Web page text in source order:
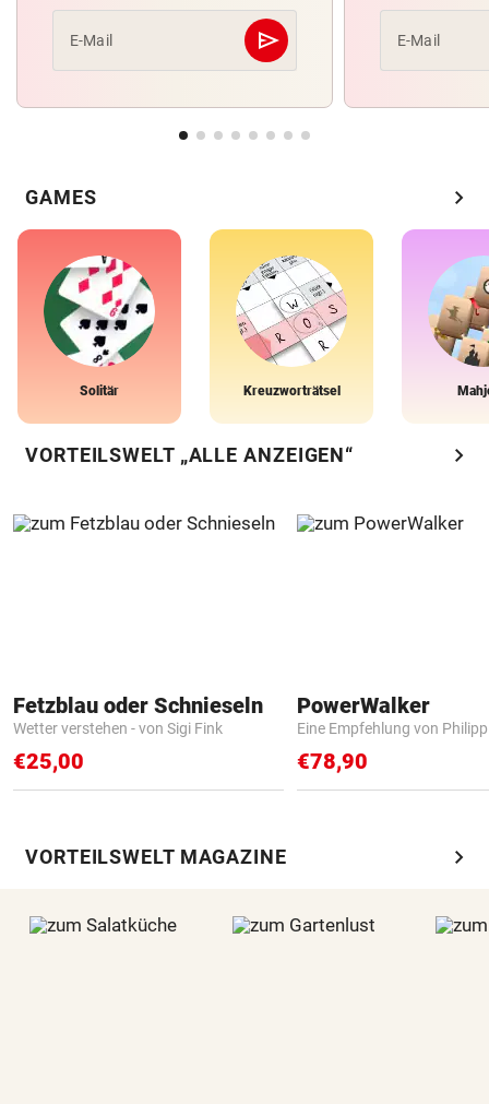
E-Mail send
Abschicken E-Mail
GAMES chevron_right
Solitär Kreuzworträtsel
VORTEILSWELT „ALLE ANZEIGEN“ chevron_right
Fetzblau oder Schnieseln
Wetter verstehen - von Sigi Fink
€25,00
PowerWalker
Eine Empfehlung von
€78,90
VORTEILSWELT MAGAZINE chevron_right